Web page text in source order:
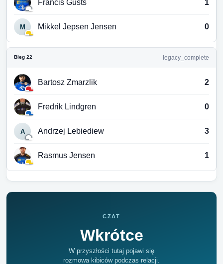
Francis Gusts 1
M Mikkel Jepsen Jensen 0
Bieg 22 legacy_complete
Bartosz Zmarzlik 2
Fredrik Lindgren 0
A Andrzej Lebiediew 3
Rasmus Jensen 1
CZAT
Wkrótce
W przyszłości tutaj pojawi się
rozmowa kibiców podczas relacji.